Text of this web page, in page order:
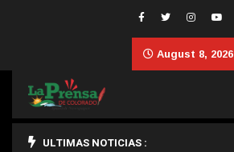
August 8, 2026
ULTIMAS NOTICIAS :